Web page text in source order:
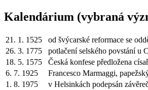
Kalendárium (vybraná
21. 1. 1525
od švýcarské reformace se
26. 3. 1775
potlačení selského povstání u
18. 5. 1575
Česká konfese předložena
6. 7. 1925
Francesco Marmaggi,
1. 8. 1975
v Helsinkách podepsán